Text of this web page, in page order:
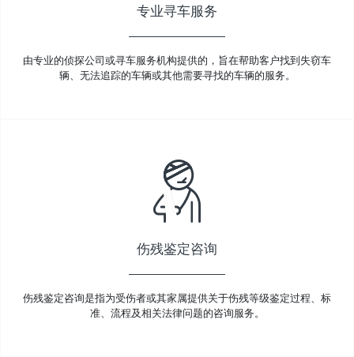
专业寻车服务
由专业的侦探公司或寻车服务机构提供的，旨在帮助客户找到失窃车
辆、无法追踪的车辆或其他需要寻找的车辆的服务。
伤残鉴定咨询
伤残鉴定咨询是指为受伤者或其家属提供关于伤残等级鉴定过程、标
准、流程及相关法律问题的咨询服务。